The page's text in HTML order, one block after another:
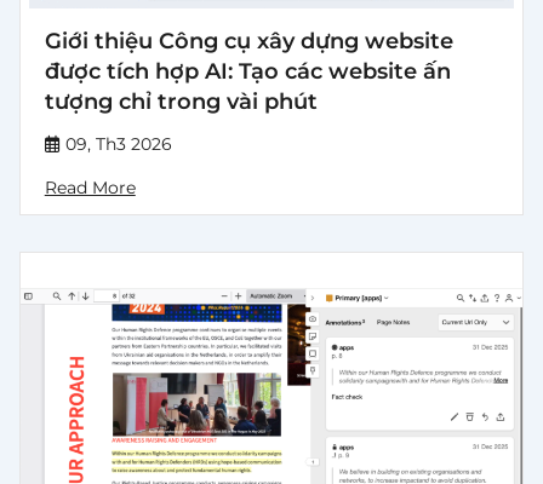
Giới thiệu Công cụ xây dựng website
được tích hợp AI: Tạo các website ấn
tượng chỉ trong vài phút
09, Th3 2026
Read More